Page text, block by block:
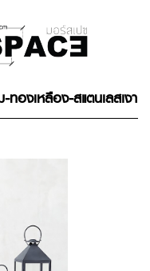
ทองเหลือง-สแตนเลสเงา